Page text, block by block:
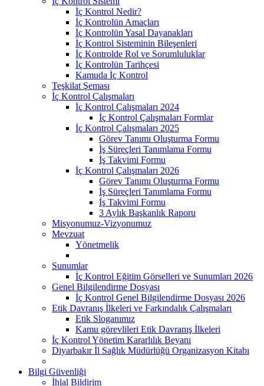
İç Kontrol Nedir?
İç Kontrolün Amaçları
İç Kontrolün Yasal Dayanakları
İç Kontrol Sisteminin Bileşenleri
İç Kontrolde Rol ve Sorumluluklar
İç Kontrolün Tarihçesi
Kamuda İç Kontrol
Teşkilat Şeması
İç Kontrol Çalışmaları
İç Kontrol Çalışmaları 2024
İç Kontrol Çalışmaları Formlar
İç Kontrol Çalışmaları 2025
Görev Tanımı Oluşturma Formu
İş Süreçleri Tanımlama Formu
İş Takvimi Formu
İç Kontrol Çalışmaları 2026
Görev Tanımı Oluşturma Formu
İş Süreçleri Tanımlama Formu
İş Takvimi Formu
3 Aylık Başkanlık Raporu
Misyonumuz-Vizyonumuz
Mevzuat
Yönetmelik
Sunumlar
İç Kontrol Eğitim Görselleri ve Sunumları 2026
Genel Bilgilendirme Dosyası
İç Kontrol Genel Bilgilendirme Dosyası 2026
Etik Davranış İlkeleri ve Farkındalık Çalışmaları
Etik Sloganımız
Kamu görevlileri Etik Davranış İlkeleri
İç Kontrol Yönetim Kararlılık Beyanı
Diyarbakır İl Sağlık Müdürlüğü Organizasyon Kitabı
Bilgi Güvenliği
İhlal Bildirim